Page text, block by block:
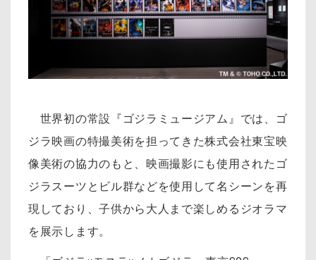
世界初の常設『ゴジラミュージアム』では、ゴ
ジラ映画の特撮美術を担ってきた株式会社東宝映
像美術の協力のもと、映画撮影にも使用されたゴ
ジラスーツとビル群などを使用して名シーンを再
現しており、子供から大人まで楽しめるジオラマ
を展示します。